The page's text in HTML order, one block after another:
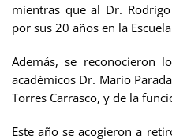
mientras que al Dr.
por sus 20 años en la
Además, se reconocieron
académicos Dr. Mario
Torres Carrasco, y de la
Este año se acogieron a